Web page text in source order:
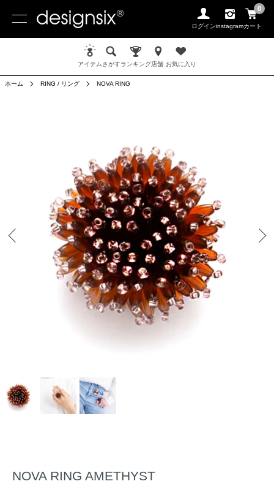
ログインinstagram
0
カート
アイテムさがすランキング店舗 お気に入り
ホーム RING / リング NOVA RING
NOVA RING AMETHYST